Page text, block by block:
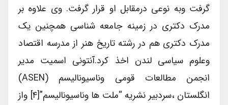
گرفت وبه نوعی درمقابل او قرار گرفت. وی علاوه بر
مدرک دکتری در زمینه جامعه شناسی همچنین یک
مدرک دکتری هم در رشته تاریخ هنر از مدرسه اقتصاد
وعلوم سیاسی لندن اخذ کرد.آنتونی اسمیت مدیر
انجمن مطالعات قومی وناسیونالیسم (ASEN)
انگلستان ،سردبیر نشریه “ملت ها وناسیونالیسم”[۴] واز